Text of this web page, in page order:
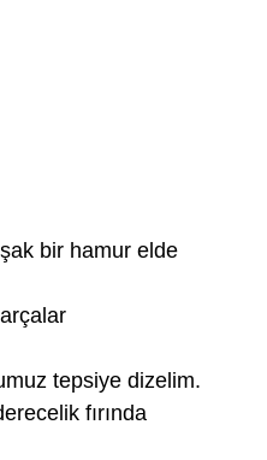
bir hamur elde
tepsiye dizelim.
fırında